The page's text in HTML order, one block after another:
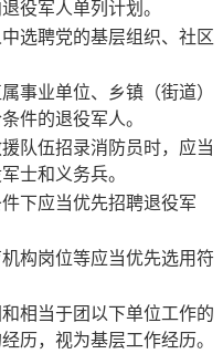
役军人单列计划。
选聘党的基层组织、社区
事业单位、乡镇（街道）
件的退役军人。
队伍招录消防员时，应当
士和义务兵。
下应当优先招聘退役军
构岗位等应当优先选用符
相当于团以下单位工作的
历，视为基层工作经历。